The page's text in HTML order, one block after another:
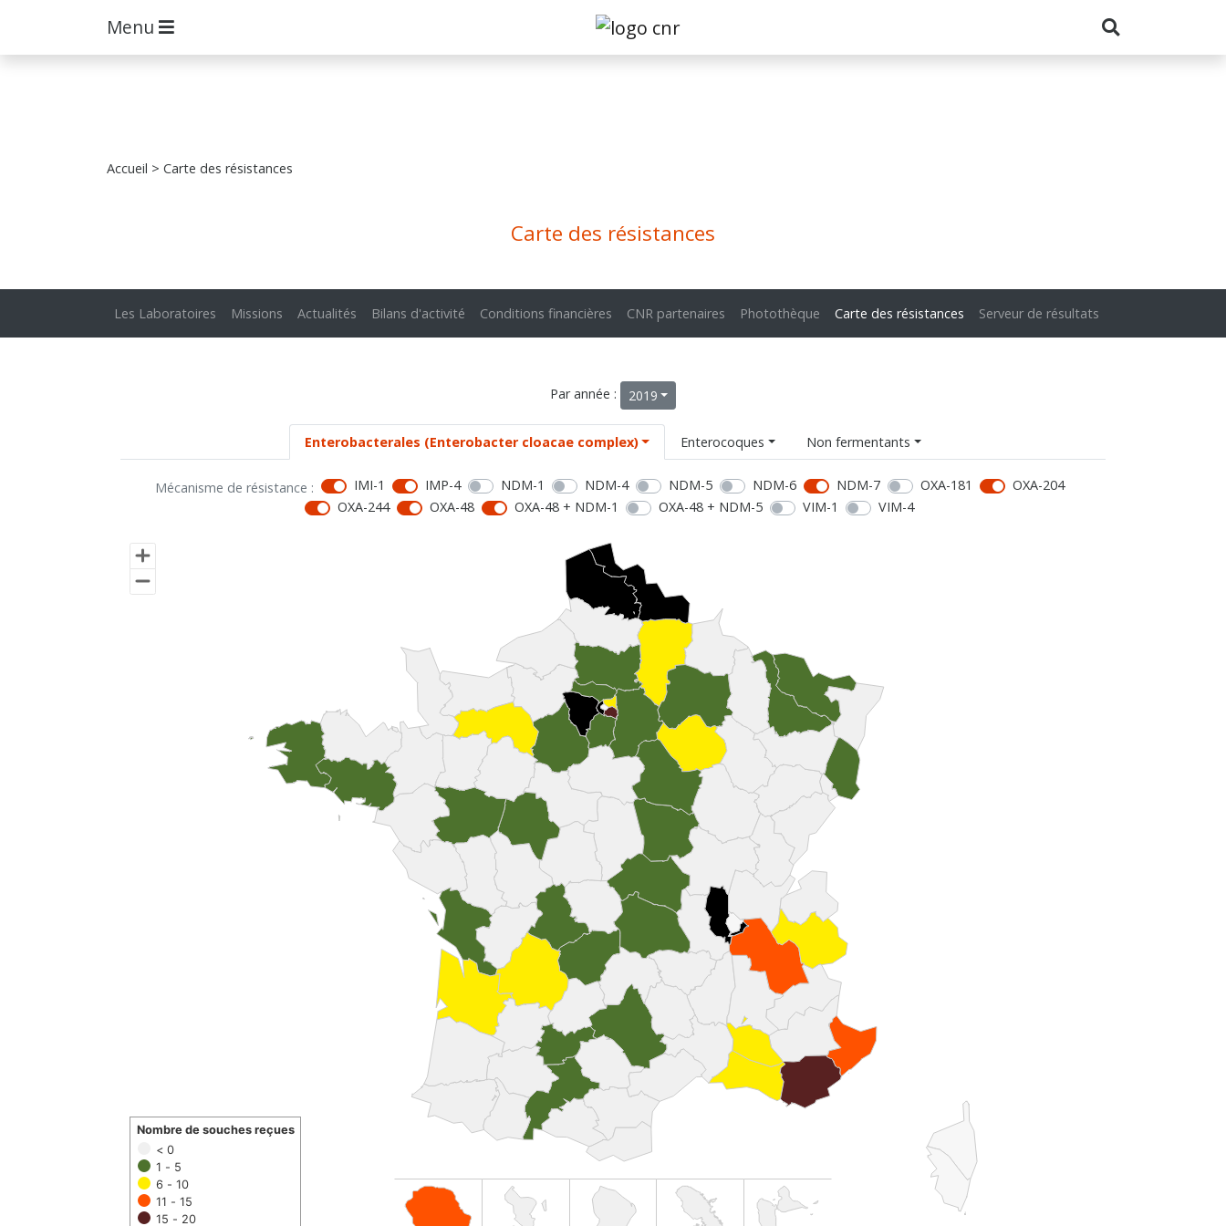
Menu
Accueil > Carte des résistances
Carte des résistances
Les Laboratoires Missions Actualités Bilans d'activité Conditions financières CNR partenaires Photothèque Carte des résistances Serveur de résultats
Par année : 2019
Enterobacterales (Enterobacter cloacae complex) Enterocoques Non fermentants
Mécanisme de résistance : IMI-1 IMP-4 NDM-1 NDM-4 NDM-5 NDM-6 NDM-7 OXA-181
OXA-204
OXA-244
OXA-48 OXA-48 + NDM-1 OXA-48 + NDM-5 VIM-1 VIM-4
< 0
1 - 5
6 - 10
11 - 15
15 - 20
Nombre de souches reçues